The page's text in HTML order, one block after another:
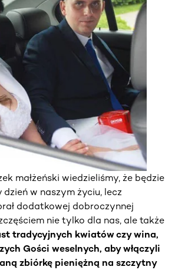
małżeński wiedzieliśmy, że będzie
w naszym życiu, lecz
dodatkowej dobroczynnej
nie tylko dla nas, ale także
tradycyjnych kwiatów czy wina,
Gości weselnych, aby włączyli
zbiórkę pieniężną na szczytny